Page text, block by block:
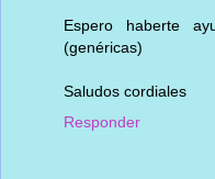
Espero haberte
(genéricas)
Saludos cordiales
Responder